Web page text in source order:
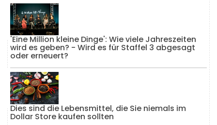
'Eine Million kleine Dinge': Wie viele Jahreszeiten
wird es geben? - Wird es für Staffel 3 abgesagt
oder erneuert?
Dies sind die Lebensmittel, die Sie niemals im
Dollar Store kaufen sollten